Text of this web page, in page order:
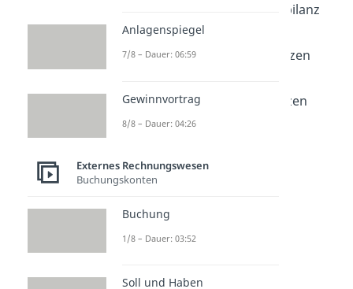
Schluss- und Eröffnungsbilanz
Laufende Bilanzen
Handels- und Steuerbilanzen
Einzel- und Konzernbilanzen
Anlagenspiegel
7/8 – Dauer: 06:59
Gewinnvortrag
8/8 – Dauer: 04:26
Externes Rechnungswesen
Buchungskonten
Buchung
1/8 – Dauer: 03:52
Soll und Haben